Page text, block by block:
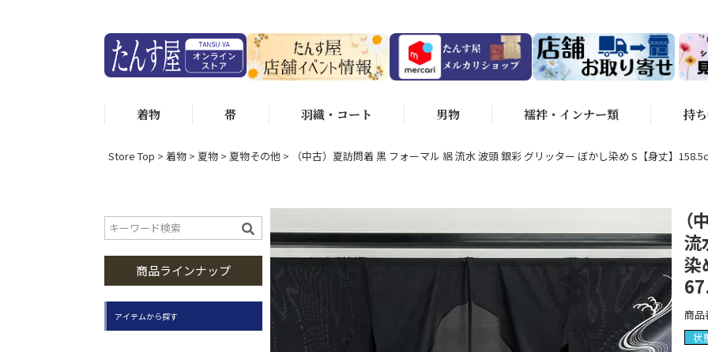
着物 帯 羽織・コート 男物 襦袢・インナー類 持
Store Top 着物 夏物 夏物その他 （中古）夏訪問着 黒 フォーマル 絽 流水 波頭 銀彩 グリッター ぼかし染め S【身丈】
商品ラインナップ
アイテムから探す
（
流
染
商品
状